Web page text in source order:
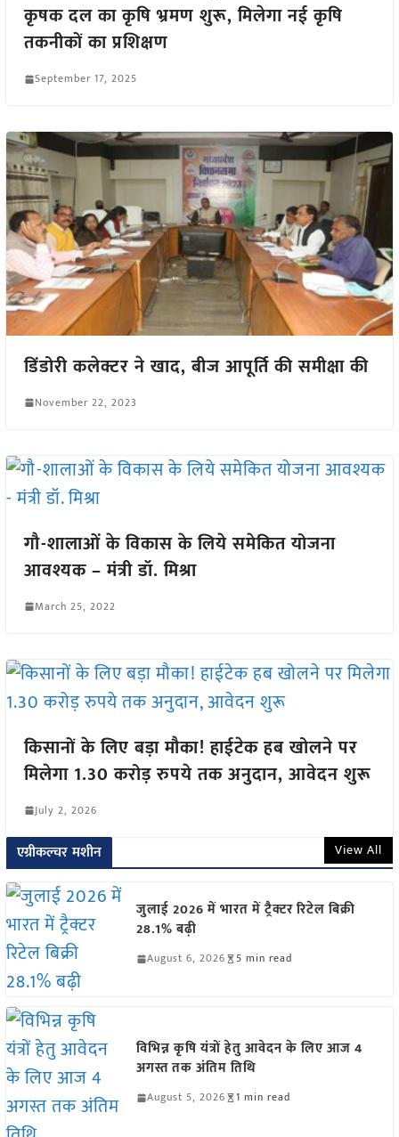
कृषक दल का कृषि भ्रमण शुरू, मिलेगा नई कृषि
तकनीकों का प्रशिक्षण
September 17, 2025
डिंडोरी कलेक्टर ने खाद, बीज आपूर्ति की समीक्षा की
November 22, 2023
गौ-शालाओं के विकास के लिये समेकित योजना
आवश्यक – मंत्री डॉ. मिश्रा
March 25, 2022
किसानों के लिए बड़ा मौका! हाईटेक हब खोलने पर
मिलेगा 1.30 करोड़ रुपये तक अनुदान, आवेदन शुरू
July 2, 2026
एग्रीकल्चर मशीन View All
जुलाई 2026 में भारत में ट्रैक्टर रिटेल बिक्री
28.1% बढ़ी
August 6, 2026 5 min read
विभिन्न कृषि यंत्रों हेतु आवेदन के लिए आज 4
अगस्त तक अंतिम तिथि
August 5, 2026 1 min read